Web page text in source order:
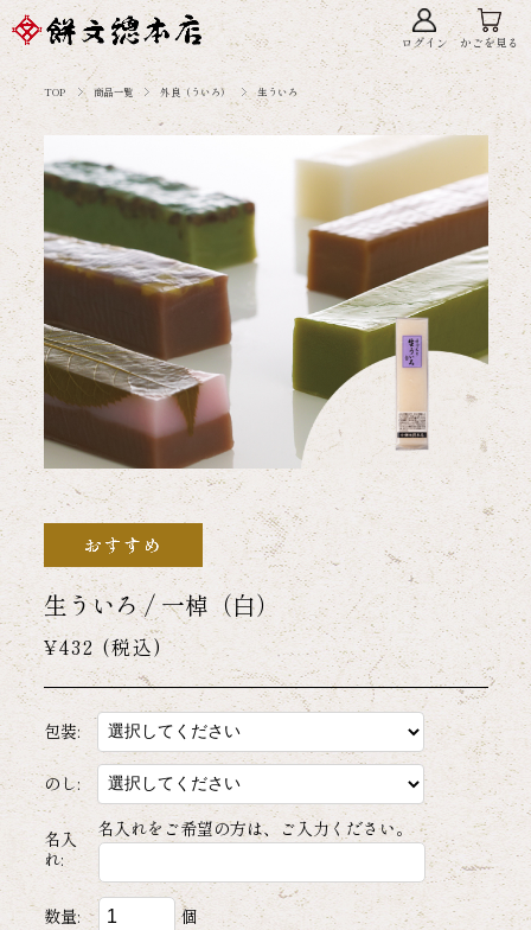
ログイン かごを見る
TOP 商品一覧 外良（ういろ） 生ういろ
生ういろ / 一棹（白）
¥432 (税込)
包装:
のし:
名入
れ:
名入れをご希望の方は、ご入力ください。
数量: 個